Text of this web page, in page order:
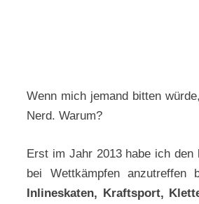
Wenn mich jemand bitten
Nerd. Warum?
Erst im Jahr 2013 habe ich den
bei Wettkämpfen
Inlineskaten, Kraftsport,